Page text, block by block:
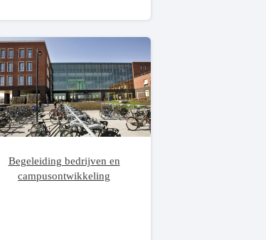
Begeleiding bedrijven en
campusontwikkeling